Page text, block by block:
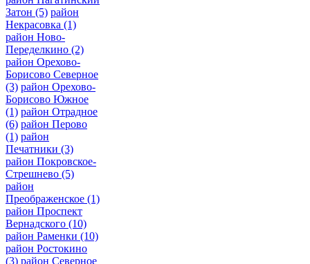
Затон (5) район
Некрасовка (1)
район Ново-
Переделкино (2)
район Орехово-
Борисово Северное
(3) район Орехово-
Борисово Южное
(1) район Отрадное
(6) район Перово
(1) район
Печатники (3)
район Покровское-
Стрешнево (5)
район
Преображенское (1)
район Проспект
Вернадского (10)
район Раменки (10)
район Ростокино
(3) район Северное